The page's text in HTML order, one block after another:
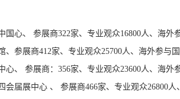
国心、 参展商322家、专业观众16800人、海外
、参展商412家、专业观众25700人、海外参与
心、 参展商：356家、专业观众23600人、海
会届展中心 、 参展商466家、专业观众26800